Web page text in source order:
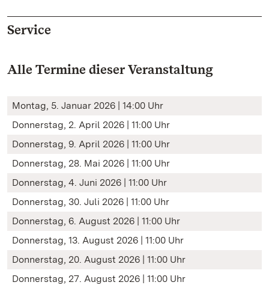
Service
Alle Termine dieser Veranstaltung
Montag, 5. Januar 2026 | 14:00 Uhr
Donnerstag, 2. April 2026 | 11:00 Uhr
Donnerstag, 9. April 2026 | 11:00 Uhr
Donnerstag, 28. Mai 2026 | 11:00 Uhr
Donnerstag, 4. Juni 2026 | 11:00 Uhr
Donnerstag, 30. Juli 2026 | 11:00 Uhr
Donnerstag, 6. August 2026 | 11:00 Uhr
Donnerstag, 13. August 2026 | 11:00 Uhr
Donnerstag, 20. August 2026 | 11:00 Uhr
Donnerstag, 27. August 2026 | 11:00 Uhr